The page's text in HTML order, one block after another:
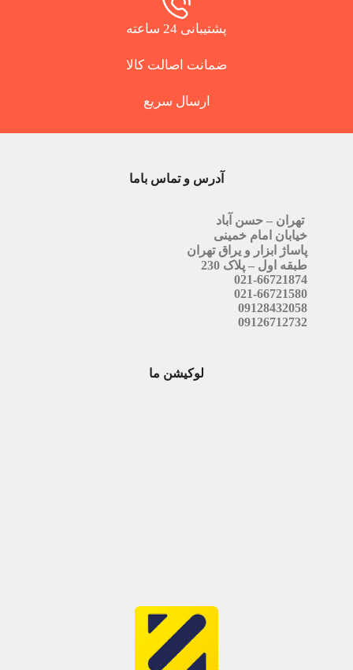
پشتیبانی 24 ساعته
ضمانت اصالت کالا
ارسال سریع
آدرس و تماس باما
تهران – حسن آباد
خیابان امام خمینی
پاساژ ابزار و یراق تهران
طبقه اول – پلاک 230
021-66721874
021-66721580
09128432058
09126712732
لوکیشن ما